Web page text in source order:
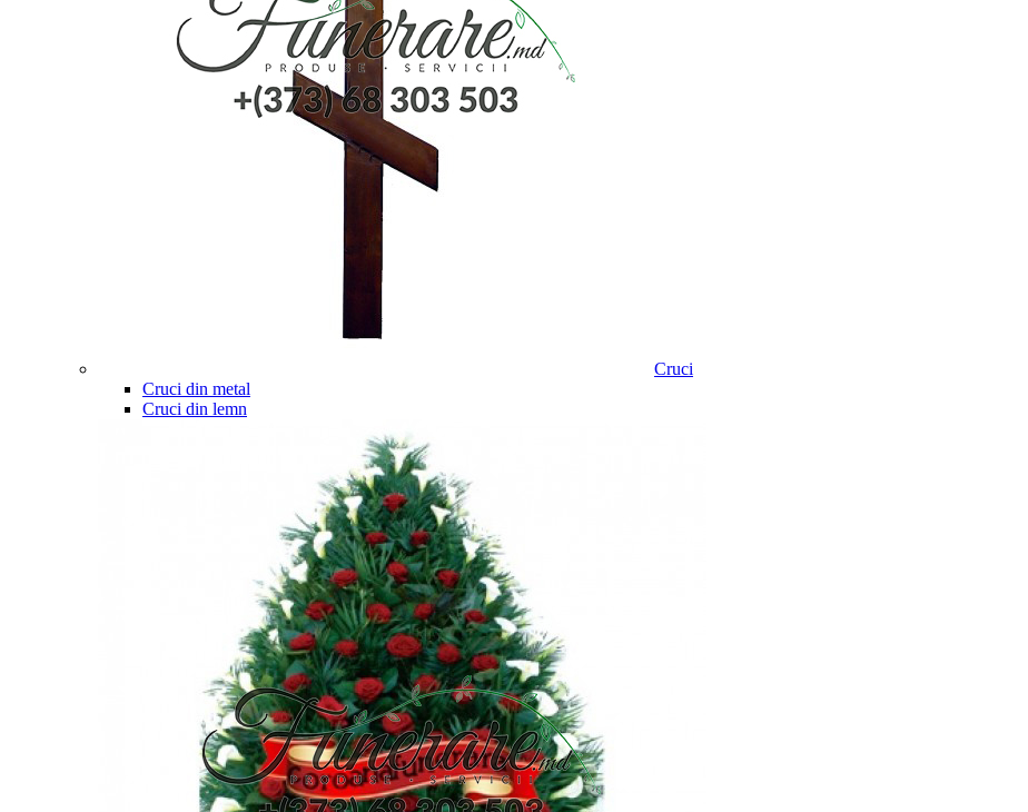
Cruci
Cruci din metal
Cruci din lemn